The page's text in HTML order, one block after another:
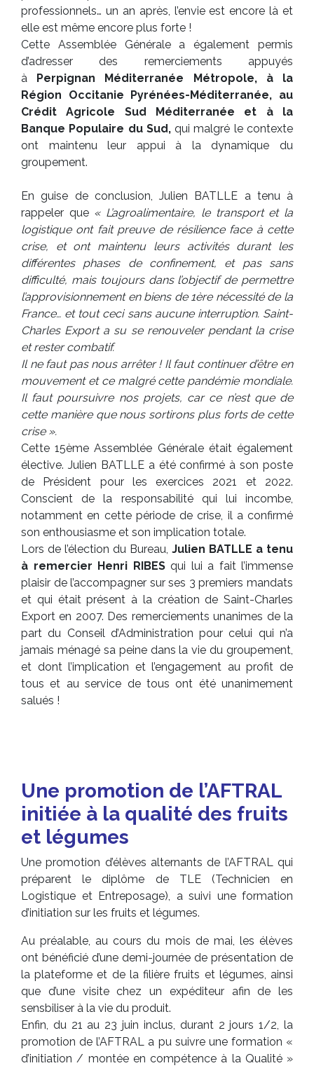
professionnels… un an après, l’envie est encore là et
elle est même encore plus forte !
Cette Assemblée Générale a également permis
d’adresser des remerciements appuyés
à
Perpignan Méditerranée Métropole, à la
Région Occitanie Pyrénées-Méditerranée, au
Crédit Agricole Sud Méditerranée et à la
Banque Populaire du Sud,qui malgré le contexte
ont maintenu leur appui à la dynamique du
groupement.
En guise de conclusion, Julien BATLLE a tenu à
rappeler que « L’agroalimentaire, le transport et la
logistique ont fait preuve de résilience face à cette
crise, et ont maintenu leurs activités durant les
différentes phases de confinement, et pas sans
difficulté, mais toujours dans l’objectif de permettre
l’approvisionnement en biens de 1ère nécessité de la
France… et tout ceci sans aucune interruption. Saint-
Charles Export a su se renouveler pendant la crise
et rester combatif.
Il ne faut pas nous arrêter ! Il faut continuer d’être en
mouvement et ce malgré cette pandémie mondiale.
Il faut poursuivre nos projets, car ce n’est que de
cette manière que nous sortirons plus forts de cette
crise ».
Cette 15ème Assemblée Générale était également
élective. Julien BATLLE a été confirmé à son poste
de Président pour les exercices 2021 et 2022.
Conscient de la responsabilité qui lui incombe,
notamment en cette période de crise, il a confirmé
son enthousiasme et son implication totale.
Lors de l’élection du Bureau, Julien BATLLE a tenu
à remercier Henri RIBESqui lui a fait l’immense
plaisir de l’accompagner sur ses 3 premiers mandats
et qui était présent à la création de Saint-Charles
Export en 2007. Des remerciements unanimes de la
part du Conseil d’Administration pour celui qui n’a
jamais ménagé sa peine dans la vie du groupement,
et dont l’implication et l’engagement au profit de
tous et au service de tous ont été unanimement
salués !
Une promotion de l’AFTRAL
initiée à la qualité des fruits
et légumes
Une promotion d’élèves alternants de l’AFTRAL qui
préparent le diplôme de TLE (Technicien en
Logistique et Entreposage), a suivi une formation
d’initiation sur les fruits et légumes.
Au préalable, au cours du mois de mai, les élèves
ont bénéficié d’une demi-journée de présentation de
la plateforme et de la filière fruits et légumes, ainsi
que d’une visite chez un expéditeur afin de les
sensbiliser à la vie du produit.
Enfin, du 21 au 23 juin inclus, durant 2 jours 1/2, la
promotion de l’AFTRAL a pu suivre une formation «
d’initiation / montée en compétence à la Qualité »